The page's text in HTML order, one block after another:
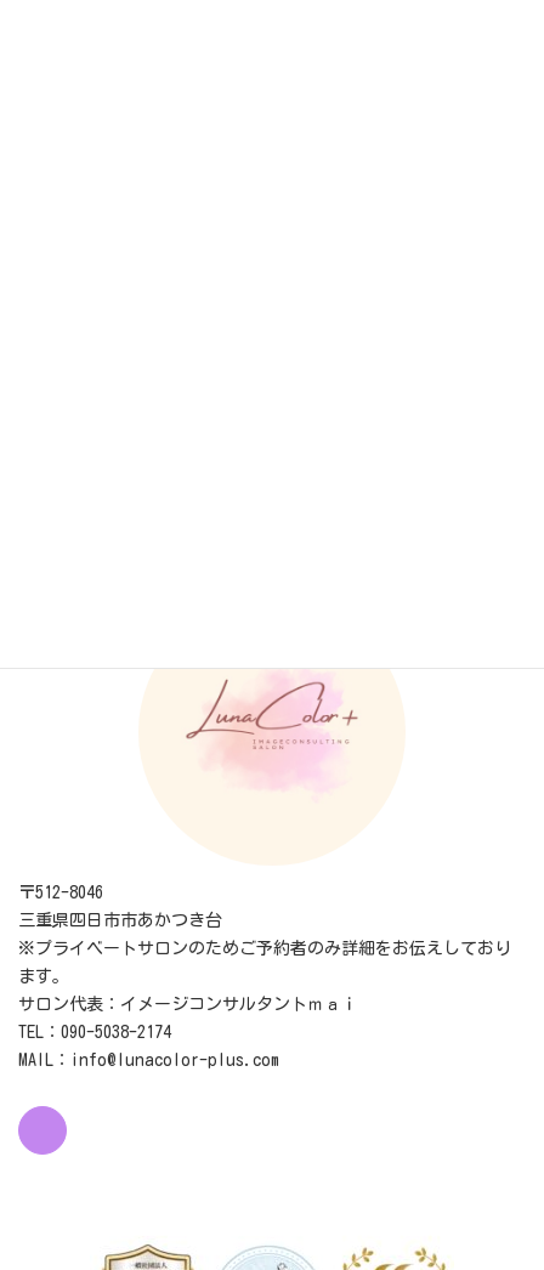
〒512-8046
三重県四日市市あかつき台
※プライベートサロンのためご予約者のみ詳細をお伝えしており
ます。
サロン代表：イメージコンサルタントｍａｉ
TEL：090-5038-2174
MAIL：info@lunacolor-plus.com